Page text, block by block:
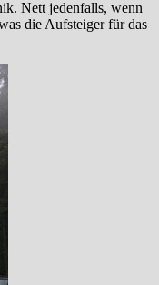
Nett jedenfalls, wenn
die Aufsteiger für das